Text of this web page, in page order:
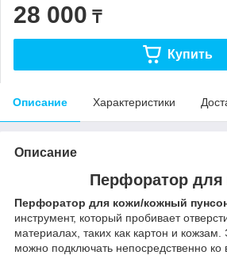
28 000 ₸
Купить
Описание Характеристики
Описание
Перфоратор для
Перфоратор для кожи/кожный
инструмент, который пробивает
материалах, таких как картон и кожзам.
можно подключать непосредственно ко